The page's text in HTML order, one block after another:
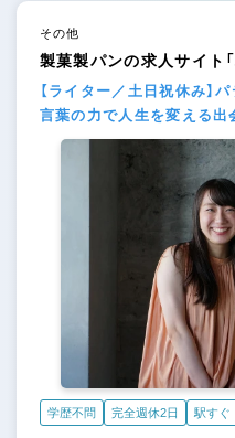
その他
製菓製パンの求人サイト
【ライター／土日祝休み】
言葉の力で人生を変える出
学歴不問 完全週休2日 駅すぐ